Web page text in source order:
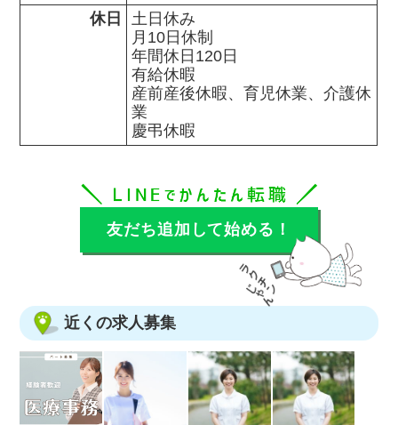
休日
土日休み
月10日休制
年間休日120日
有給休暇
産前産後休暇、育児休業、介護休
業
慶弔休暇
友だち追加して始める！
近くの求人募集